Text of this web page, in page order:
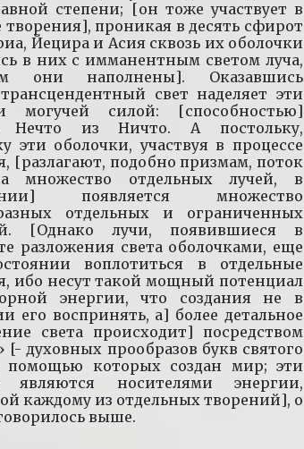
степени; [он тоже участвует в
творения], проникая в десять сфирот
Йецира и Асия сквозь их оболочки
в них с имманентным светом луча,
они наполнены]. Оказавшись
свет наделяет эти
могучей силой: [способностью]
Нечто из Ничто. А постольку,
эти оболочки, участвуя в процессе
[разлагают, подобно призмам, поток
множество отдельных лучей, в
появляется множество
отдельных и ограниченных
[Однако лучи, появившиеся в
разложения света оболочками, еще
воплотиться в отдельные
ибо несут такой мощный потенциал
энергии, что создания не в
его воспринять, а] более детальное
света происходит] посредством
[- духовных прообразов букв святого
помощью которых создан мир; эти
являются носителями энергии,
каждому из отдельных творений], о
выше.